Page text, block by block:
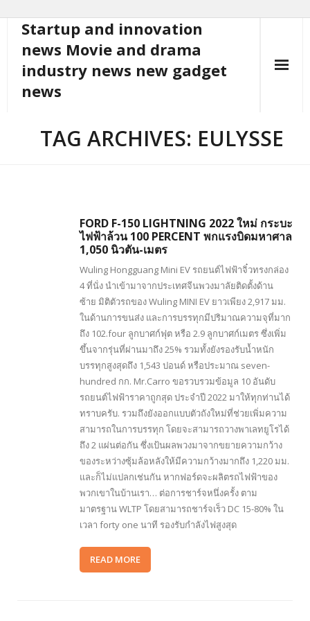
content
Startup and innovation
news Movie and drama
industry news new gadget
news
TAG ARCHIVES: EULYSSE
FORD F-150 LIGHTNING 2022 ใหม่ กระบะ
ไฟฟ้าล้วน 100 PERCENT พกแรงบิดมหาศาล
1,050 นิวตัน-เมตร
Wuling Hongguang Mini EV รถยนต์ไฟฟ้าจิ๋วทรงกล่อง
4 ที่นั่ง นำเข้ามาจากประเทศจีนพวงมาลัยติดตั้งด้าน
ซ้าย มิติตัวรถของ Wuling MINI EV ยาวเพียง 2,917 มม.
ในด้านการขนส่ง และการบรรทุกมีปริมาณความจุที่มาก
ถึง 102.four ลูกบาศก์ฟุต หรือ 2.9 ลูกบาศก์เมตร ซึ่งเพิ่ม
ขึ้นจากรุ่นที่ผ่านมาถึง 25% รวมทั้งยังรองรับน้ำหนัก
บรรทุกสูงสุดถึง 1,543 ปอนด์ หรือประมาณ seven-
hundred กก. Mr.Carro ขอรวบรวมข้อมูล 10 อันดับ
รถยนต์ไฟฟ้าราคาถูกสุด ประจำปี 2022 มาให้ทุกท่านได้
ทราบครับ. รวมถึงยังออกแบบตัวถังใหม่ที่ช่วยเพิ่มความ
สามารถในการบรรทุก โดยจะสามารถวางพาเลทยูโรได้
ถึง 2 แผ่นต่อกัน ซึ่งเป้นผลพวงมาจากขยายความกว้าง
ของระหว่างซุ้มล้อหลังให้มีความกว้างมากถึง 1,220 มม.
และก็ไม่แปลกเช่นกัน หากฟอร์ดจะผลิตรถไฟฟ้าของ
พวกเขาในบ้านเรา… ต่อการชาร์จหนึ่งครั้ง ตาม
มาตรฐาน WLTP โดยสามารถชาร์จเร็ว DC 15-80% ใน
เวลา forty one นาที รองรับกำลังไฟสูงสุด
READ MORE